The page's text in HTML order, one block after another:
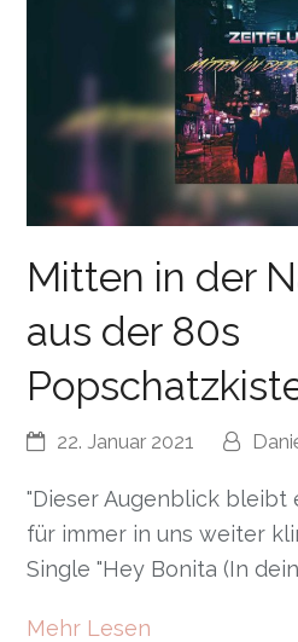
Mitten in der
aus der 80s
22. Januar 2021
"Dieser Augenblick bleibt
für immer in uns weiter
Single "Hey Bonita (In
Mehr Lesen